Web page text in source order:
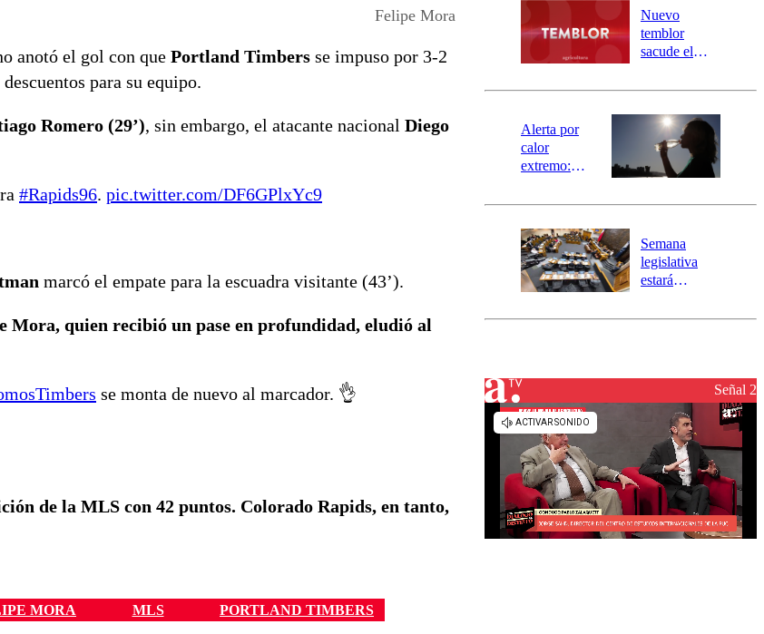
Felipe Mora
anotó el gol con que Portland Timbers se impuso por 3-2
para su equipo.
Romero (29’), sin embargo, el atacante nacional Diego
#Rapids96. pic.twitter.com/DF6GPlxYc9
marcó el empate para la escuadra visitante (43’).
Mora, quien recibió un pase en profundidad, eludió al
se monta de nuevo al marcador. 👌
de la MLS con 42 puntos. Colorado Rapids, en tanto,
MORA MLS PORTLAND TIMBERS
río Damas:
activa
mensajería
SAE
Nuevo
temblor
sacude el
revisa la
epicentro
Alerta por
calor
extremo:
activa Alerta
Preventiva en
tres comunas
Semana
legislativa
estará
el fin de la
reconstrucciónSeñal 2